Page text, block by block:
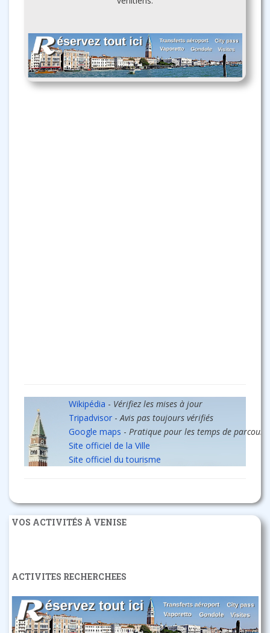
Wikipédia - Vérifiez les mises à jour
Tripadvisor-Avis pas toujours vérifiés
Google maps - Pratique pour les temps de parcours
Site officiel de la Ville
Site officiel du tourisme
VOS ACTIVITÉS À VENISE
ACTIVITES RECHERCHEES